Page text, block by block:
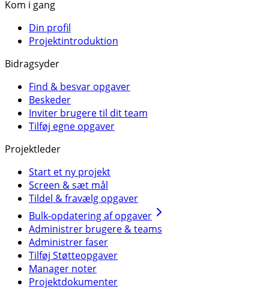
Kom i gang
Din profil
Projektintroduktion
Bidragsyder
Find & besvar opgaver
Beskeder
Inviter brugere til dit team
Tilføj egne opgaver
Projektleder
Start et ny projekt
Screen & sæt mål
Tildel & fravælg opgaver
Bulk-opdatering af opgaver
Administrer brugere & teams
Administrer faser
Tilføj Støtteopgaver
Manager noter
Projektdokumenter